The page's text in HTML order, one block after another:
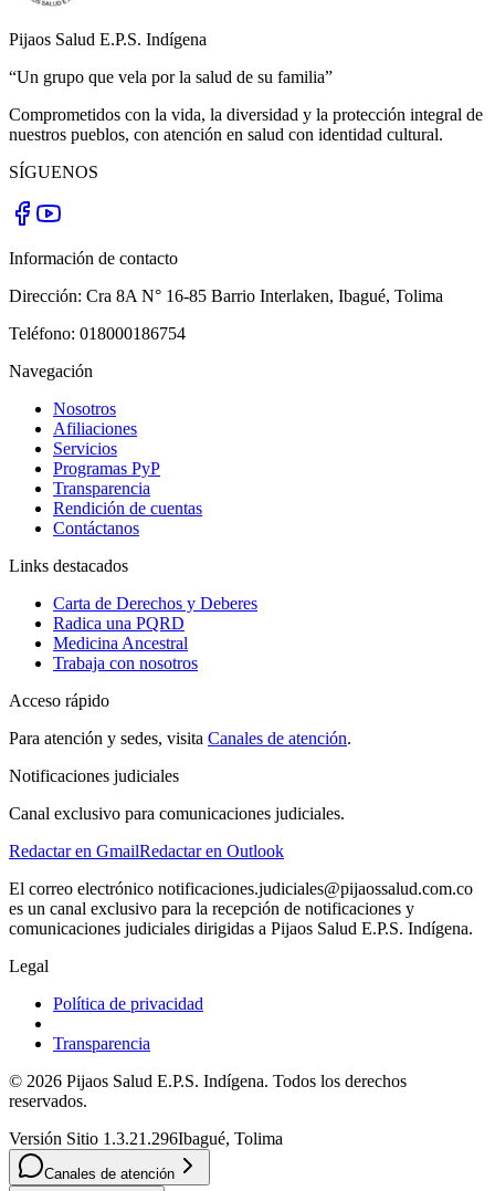
Pijaos Salud E.P.S. Indígena
“Un grupo que vela por la salud de su familia”
Comprometidos con la vida, la diversidad y la protección integral de
nuestros pueblos, con atención en salud con identidad cultural.
SÍGUENOS
Información de contacto
Dirección: Cra 8A N° 16-85 Barrio Interlaken, Ibagué, Tolima
Teléfono: 018000186754
Navegación
Nosotros
Afiliaciones
Servicios
Programas PyP
Transparencia
Rendición de cuentas
Contáctanos
Links destacados
Carta de Derechos y Deberes
Radica una PQRD
Medicina Ancestral
Trabaja con nosotros
Acceso rápido
Para atención y sedes, visita Canales de atención.
Notificaciones judiciales
Canal exclusivo para comunicaciones judiciales.
Redactar en GmailRedactar en Outlook
El correo electrónico notificaciones.judiciales@pijaossalud.com.co
es un canal exclusivo para la recepción de notificaciones y
comunicaciones judiciales dirigidas a Pijaos Salud E.P.S. Indígena.
Legal
Política de privacidad
Transparencia
© 2026 Pijaos Salud E.P.S. Indígena. Todos los derechos
reservados.
Versión Sitio 1.3.21.296Ibagué, Tolima
Canales de atención